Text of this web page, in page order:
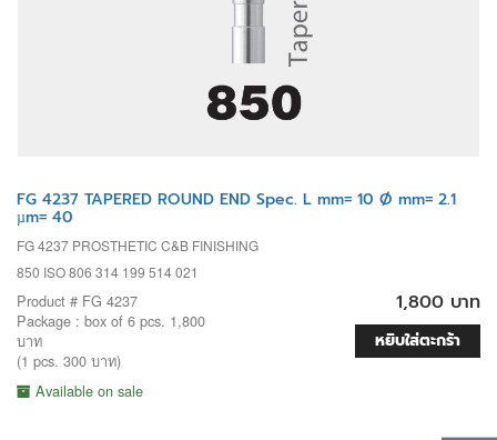
FG 4237 TAPERED ROUND END Spec. L mm= 10 Ø mm= 2.1
µm= 40
FG 4237 PROSTHETIC C&B FINISHING
850 ISO 806 314 199 514 021
Product # FG 4237
Package : box of 6 pcs. 1,800
บาท
(1 pcs. 300 บาท)
Available on sale
1,800 บาท
หยิบใส่ตะกร้า